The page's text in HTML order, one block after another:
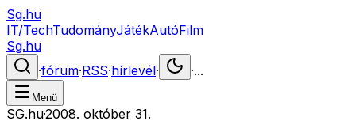
Sg.hu
IT/TechTudományJátékAutóFilm
Sg.hu
·fórum·RSS·hírlevél· ·...
Menü
SG.hu·2008. október 31.